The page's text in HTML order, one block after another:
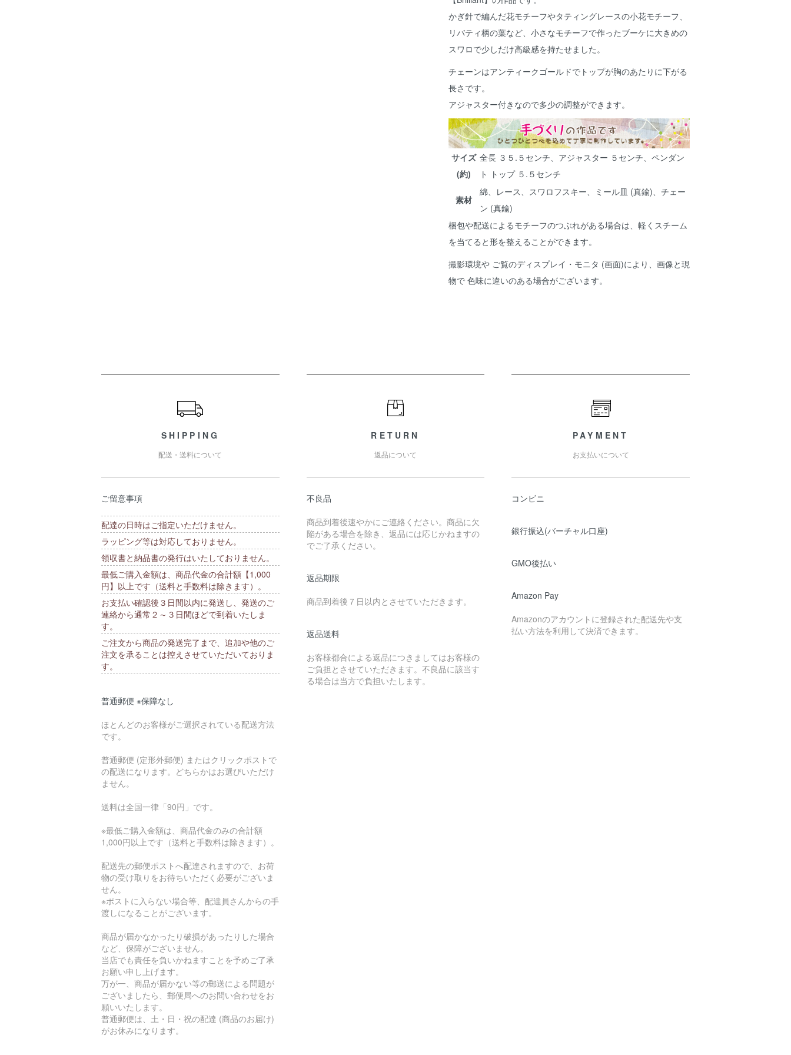
かぎ針で編んだ花モチーフやタティングレースの小花モチーフ、
リバティ柄の葉など、小さなモチーフで作ったブーケに大きめの
スワロで少しだけ高級感を持たせました。
チェーンはアンティークゴールドでトップが胸のあたりに下がる
長さです。
アジャスター付きなので多少の調整ができます。
サイズ
(約)
全長 ３５.５センチ、アジャスター ５センチ、ペンダン
ト トップ ５.５センチ
素材
綿、レース、スワロフスキー、ミール皿 (真鍮)、チェー
ン (真鍮)
梱包や配送によるモチーフのつぶれがある場合は、軽くスチーム
を当てると形を整えることができます。
撮影環境や ご覧のディスプレイ・モニタ (画面)により、画像と現
物で 色味に違いのある場合がございます。
SHIPPING
配送・送料について
ご留意事項
配達の日時はご指定いただけません。
ラッピング等は対応しておりません。
領収書と納品書の発行はいたしておりません。
最低ご購入金額は、商品代金の合計額【1,000
円】以上です（送料と手数料は除きます）。
お支払い確認後３日間以内に発送し、発送のご
連絡から通常２～３日間ほどで到着いたしま
す。
ご注文から商品の発送完了まで、追加や他のご
注文を承ることは控えさせていただいておりま
す。
普通郵便 ※保障なし
ほとんどのお客様がご選択されている配送方法
です。
普通郵便 (定形外郵便) またはクリックポストで
の配送になります。どちらかはお選びいただけ
ません。
送料は全国一律「90円」です。
※最低ご購入金額は、商品代金のみの合計額
1,000円以上です（送料と手数料は除きます）。
配送先の郵便ポストへ配達されますので、お荷
物の受け取りをお待ちいただく必要がございま
せん。
※ポストに入らない場合等、配達員さんからの手
渡しになることがございます。
商品が届かなかったり破損があったりした場合
など、保障がございません。
当店でも責任を負いかねますことを予めご了承
お願い申し上げます。
万が一、商品が届かない等の郵送による問題が
ございましたら、郵便局へのお問い合わせをお
願いいたします。
普通郵便は、土・日・祝の配達 (商品のお届け)
がお休みになります。
RETURN
返品について
不良品
商品到着後速やかにご連絡ください。商品に欠
陥がある場合を除き、返品には応じかねますの
でご了承ください。
返品期限
商品到着後７日以内とさせていただきます。
返品送料
お客様都合による返品につきましてはお客様の
ご負担とさせていただきます。不良品に該当す
る場合は当方で負担いたします。
PAYMENT
お支払いについて
コンビニ
銀行振込(バーチャル口座)
GMO後払い
Amazon Pay
Amazonのアカウントに登録された配送先や支
払い方法を利用して決済できます。